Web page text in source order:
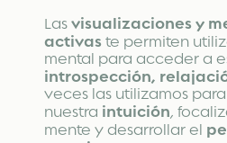
Lasvisualizaciones y
activas te permiten
mental para acceder a
introspección,
veces las utilizamos
nuestra intuición,
mente y desarrollar el